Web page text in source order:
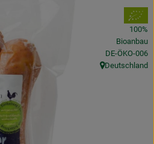
, Verband:
100%
Bioanbau
, Kontrollstelle:
DE-ÖKO-006
, Herkunft:
Deutschland